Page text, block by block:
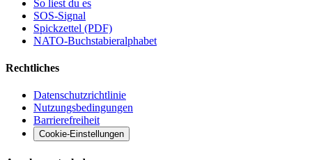
So liest du es
SOS-Signal
Spickzettel (PDF)
NATO-Buchstabieralphabet
Rechtliches
Datenschutzrichtlinie
Nutzungsbedingungen
Barrierefreiheit
Cookie-Einstellungen